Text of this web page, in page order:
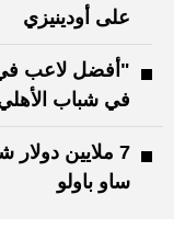
على أودينيزي
"أفضل لاعب
في شباب
7 ملايين
ساو باولو